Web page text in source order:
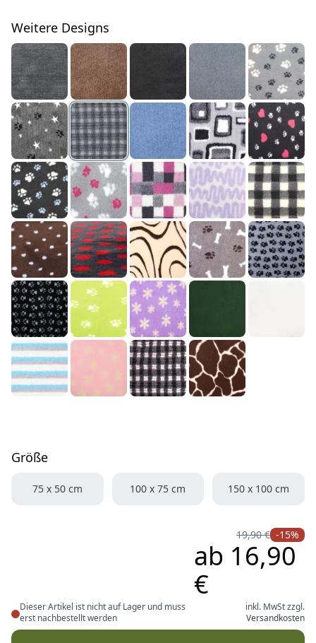
Weitere Designs
Größe
75 x 50 cm 100 x 75 cm 150 x 100 cm
Dieser Artikel ist nicht auf Lager und muss
erst nachbestellt werden
19,90 € -15%
ab 16,90
€
inkl. MwSt zzgl.
Versandkosten